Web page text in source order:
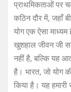
प्राथमिकताओं पर
कठिन दौर में, जहाँ
योग एक ऐसा
खुशहाल जीवन जी
नहीं है, बल्कि यह
है। भारत, जो योग
किया है। यह